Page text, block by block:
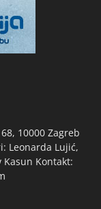
10000 Zagreb
Leonarda Lujić,
Kasun Kontakt: